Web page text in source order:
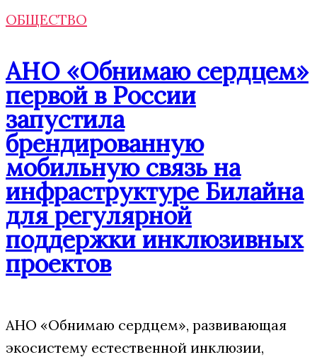
ОБЩЕСТВО
АНО «Обнимаю сердцем»
первой в России
запустила
брендированную
мобильную связь на
инфраструктуре Билайна
для регулярной
поддержки инклюзивных
проектов
АНО «Обнимаю сердцем», развивающая
экосистему естественной инклюзии,